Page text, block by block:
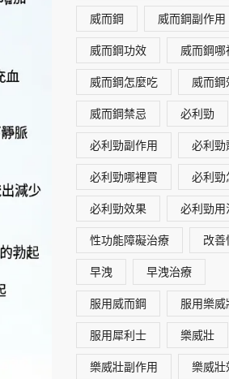
威而鋼 威而鋼副作用
威而鋼功效 威而鋼哪
威而鋼怎麼吃 威而鋼
威而鋼禁忌 必利勁
必利勁副作用 必利勁
必利勁哪裡買 必利勁
必利勁效果 必利勁用
性功能障礙治療 改
早洩 早洩治療
服用威而鋼 服用樂威
服用犀利士 樂威壯
樂威壯副作用 樂威壯